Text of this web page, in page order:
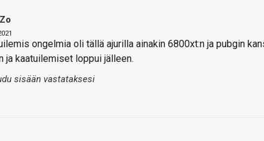
ongelmia oli tällä ajurilla ainakin 6800xt:n ja pubgin
ja kaatuilemiset loppui jälleen.
sisään vastataksesi